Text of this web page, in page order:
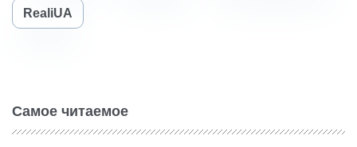
RealiUA
Самое читаемое